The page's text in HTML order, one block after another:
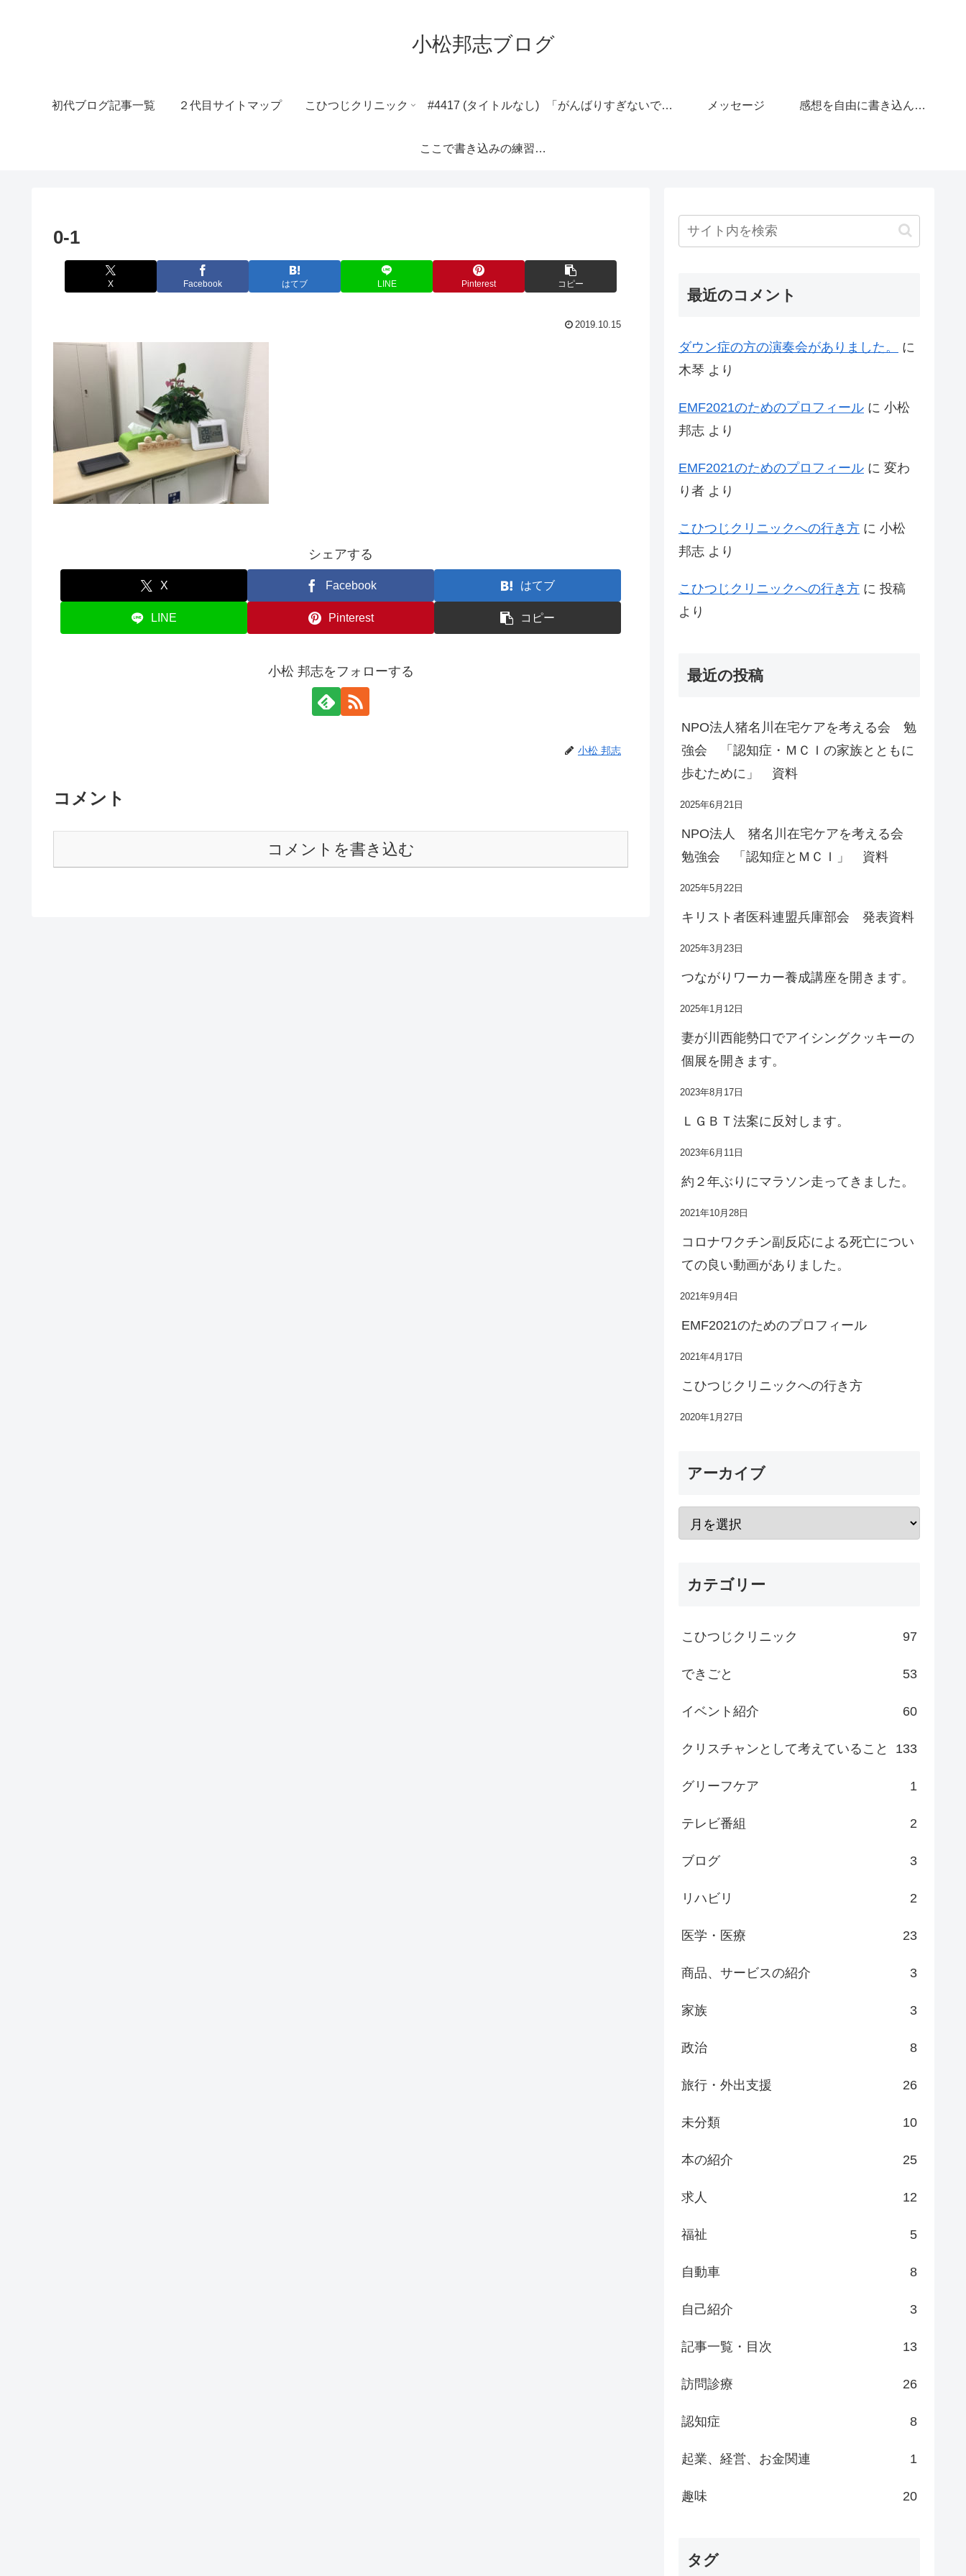
小松邦志ブログ
初代ブログ記事一覧 ２代目サイトマップ こひつじクリニック #4417 (タイトルなし) 「がんばりすぎないで」の広場 メッセージ 感想を自由に書き込んで下さい。
ここで書き込みの練習ができます。
0-1
X Facebook はてブ LINE Pinterest コピー
2019.10.15
シェアする
X Facebook はてブ
LINE Pinterest コピー
小松 邦志をフォローする
小松 邦志
コメント
コメントを書き込む
最近のコメント
ダウン症の方の演奏会がありました。
に
木琴 より
EMF2021のためのプロフィール に 小松
邦志 より
EMF2021のためのプロフィール に 変わ
り者 より
こひつじクリニックへの行き方 に 小松
邦志 より
こひつじクリニックへの行き方 に 投稿
より
最近の投稿
NPO法人猪名川在宅ケアを考える会 勉
強会 「認知症・ＭＣＩの家族とともに
歩むために」 資料
2025年6月21日
NPO法人 猪名川在宅ケアを考える会
勉強会 「認知症とＭＣＩ」 資料
2025年5月22日
キリスト者医科連盟兵庫部会 発表資料
2025年3月23日
つながりワーカー養成講座を開きます。
2025年1月12日
妻が川西能勢口でアイシングクッキーの
個展を開きます。
2023年8月17日
ＬＧＢＴ法案に反対します。
2023年6月11日
約２年ぶりにマラソン走ってきました。
2021年10月28日
コロナワクチン副反応による死亡につい
ての良い動画がありました。
2021年9月4日
EMF2021のためのプロフィール
2021年4月17日
こひつじクリニックへの行き方
2020年1月27日
アーカイブ
カテゴリー
こひつじクリニック 97
できごと 53
イベント紹介 60
クリスチャンとして考えていること 133
グリーフケア 1
テレビ番組 2
ブログ 3
リハビリ 2
医学・医療 23
商品、サービスの紹介 3
家族 3
政治 8
旅行・外出支援 26
未分類 10
本の紹介 25
求人 12
福祉 5
自動車 8
自己紹介 3
記事一覧・目次 13
訪問診療 26
認知症 8
起業、経営、お金関連 1
趣味 20
タグ